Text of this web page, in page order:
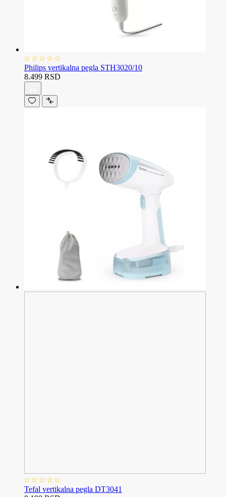
Philips vertikalna pegla STH3020/10
8.499 RSD
Tefal vertikalna pegla DT3041